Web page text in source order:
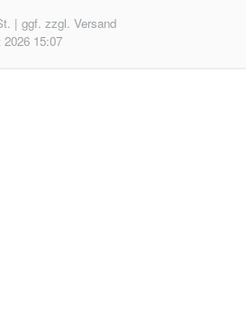
| ggf. zzgl. Versand
15:07